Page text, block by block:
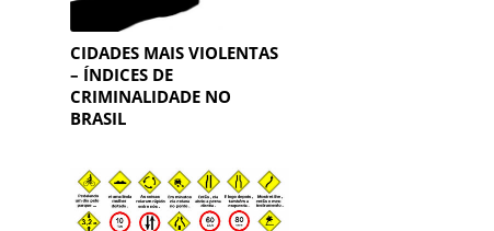
CIDADES MAIS VIOLENTAS
– ÍNDICES DE
CRIMINALIDADE NO
BRASIL